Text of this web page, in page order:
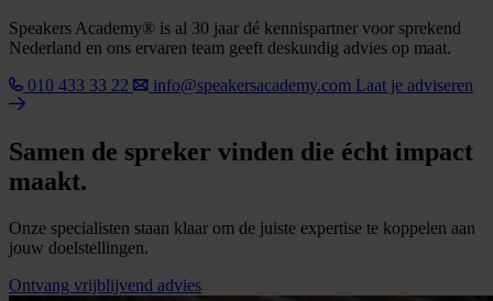
Speakers Academy® is al 30 jaar dé kennispartner voor sprekend
Nederland en ons ervaren team geeft deskundig advies op maat.
010 433 33 22
info@speakersacademy.com Laat je adviseren
Samen de spreker vinden die écht impact
maakt.
Onze specialisten staan klaar om de juiste expertise te koppelen aan
jouw doelstellingen.
Ontvang vrijblijvend advies